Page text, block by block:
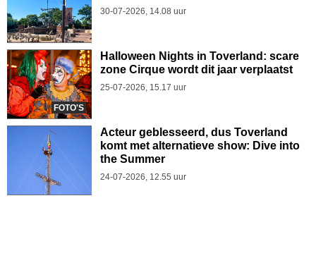
30-07-2026, 14.08 uur
FOTO'S
Halloween Nights in Toverland: scare
zone Cirque wordt dit jaar verplaatst
25-07-2026, 15.17 uur
Acteur geblesseerd, dus Toverland
komt met alternatieve show: Dive into
the Summer
24-07-2026, 12.55 uur